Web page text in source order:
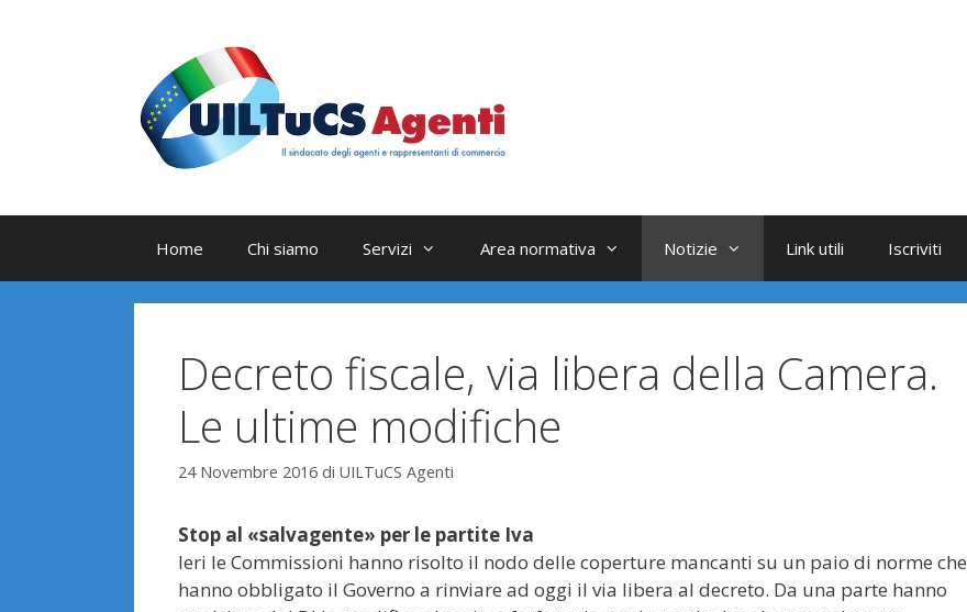
Home Chi siamo Servizi Area normativa Notizie Link utili Iscriviti
Decreto fiscale, via libera della Camera.
Le ultime modifiche
24 Novembre 2016 di UILTuCS Agenti
Stop al «salvagente» per le partite Iva
Ieri le Commissioni hanno risolto il nodo delle coperture mancanti su un paio di norme che
hanno obbligato il Governo a rinviare ad oggi il via libera al decreto. Da una parte hanno